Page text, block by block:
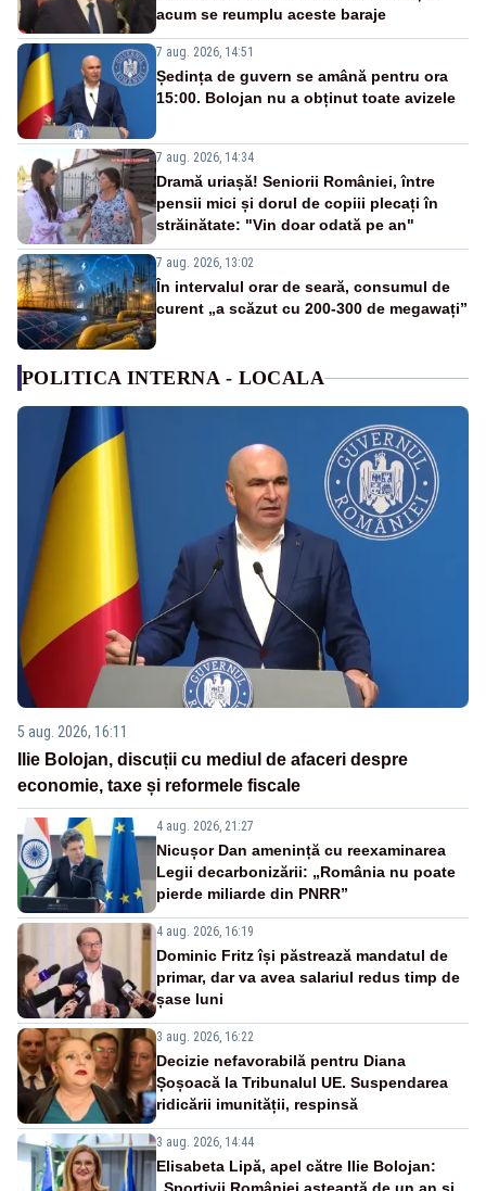
acum se reumplu aceste baraje
7 aug. 2026, 14:51
Ședința de guvern se amână pentru ora
15:00. Bolojan nu a obținut toate avizele
7 aug. 2026, 14:34
Dramă uriașă! Seniorii României, între
pensii mici și dorul de copiii plecați în
străinătate: "Vin doar odată pe an"
7 aug. 2026, 13:02
În intervalul orar de seară, consumul de
curent „a scăzut cu 200-300 de megawați”
POLITICA INTERNA - LOCALA
5 aug. 2026, 16:11
Ilie Bolojan, discuții cu mediul de afaceri despre
economie, taxe și reformele fiscale
4 aug. 2026, 21:27
Nicușor Dan amenință cu reexaminarea
Legii decarbonizării: „România nu poate
pierde miliarde din PNRR”
4 aug. 2026, 16:19
Dominic Fritz își păstrează mandatul de
primar, dar va avea salariul redus timp de
șase luni
3 aug. 2026, 16:22
Decizie nefavorabilă pentru Diana
Șoșoacă la Tribunalul UE. Suspendarea
ridicării imunității, respinsă
3 aug. 2026, 14:44
Elisabeta Lipă, apel către Ilie Bolojan:
„Sportivii României așteaptă de un an și